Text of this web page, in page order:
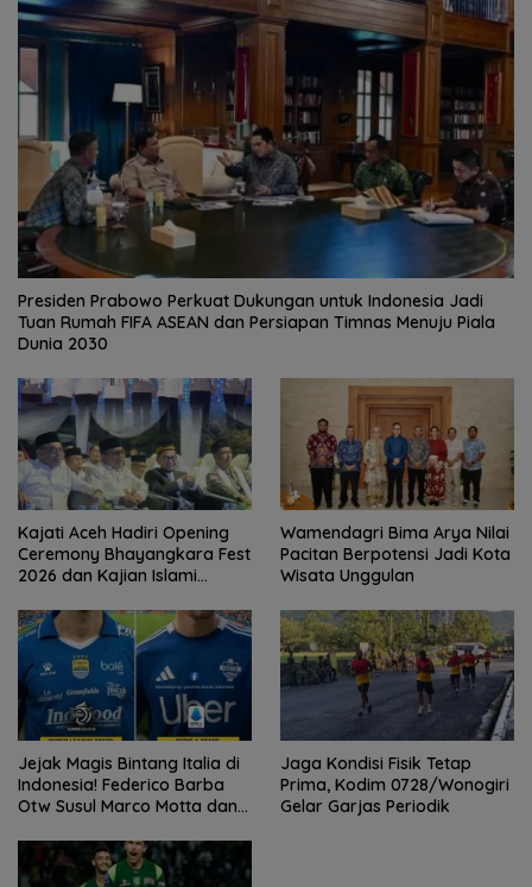
Presiden Prabowo Perkuat Dukungan untuk Indonesia Jadi
Tuan Rumah FIFA ASEAN dan Persiapan Timnas Menuju Piala
Dunia 2030
Kajati Aceh Hadiri Opening
Ceremony Bhayangkara Fest
2026 dan Kajian Islami
Adi Hidayat
Wamendagri Bima Arya Nilai
Pacitan Berpotensi Jadi Kota
Wisata Unggulan
Jejak Magis Bintang Italia di
Indonesia! Federico Barba
Otw Susul Marco Motta dan
Trofi?
Jaga Kondisi Fisik Tetap
Prima, Kodim 0728/Wonogiri
Gelar Garjas Periodik